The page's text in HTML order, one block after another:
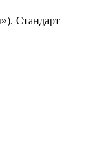
Стандарт